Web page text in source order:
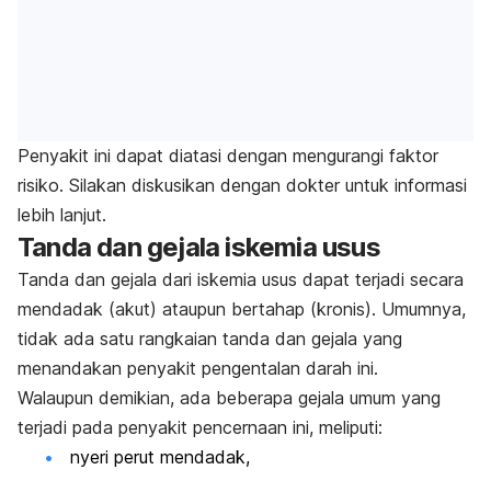
Penyakit ini dapat diatasi dengan mengurangi faktor
risiko. Silakan diskusikan dengan dokter untuk informasi
lebih lanjut.
Tanda dan gejala iskemia usus
Tanda dan gejala dari iskemia usus dapat terjadi secara
mendadak (akut) ataupun bertahap (kronis). Umumnya,
tidak ada satu rangkaian tanda dan gejala yang
menandakan penyakit pengentalan darah ini.
Walaupun demikian, ada beberapa gejala umum yang
terjadi pada penyakit pencernaan ini, meliputi:
nyeri perut mendadak,